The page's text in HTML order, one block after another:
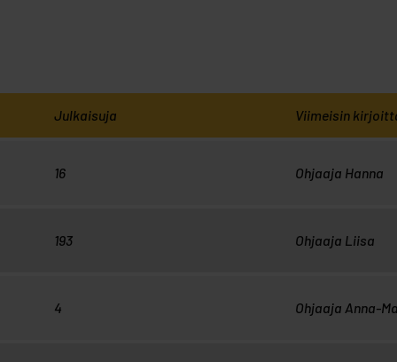
Julkaisuja Viimeisin
16
Viimeisin
Ohjaaja Hanna
193
Viimeisin
Ohjaaja Liisa
4
Viimeisin
Ohjaaja Anna-